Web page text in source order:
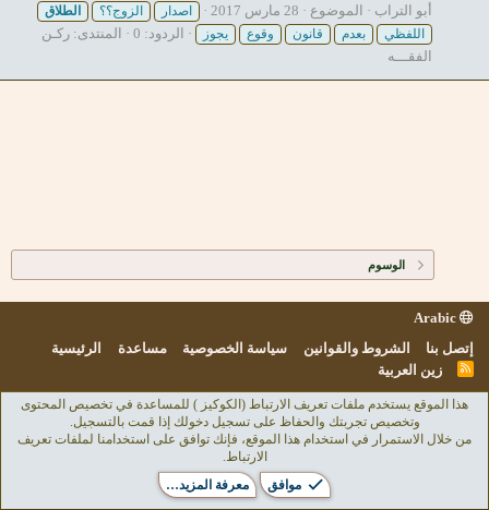
أبو التراب
الموضوع 28 مارس 2017 اصدار الزوج؟؟
الطلاق
اللفظي
بعدم قانون وقوع يجوز الردود: 0 المنتدى: ركـن
الفقـــه
الوسوم
إتصل بنا
الشروط والقوانين سياسة الخصوصية مساعدة الرئيسية
R
زين العربية
هذا الموقع يستخدم ملفات تعريف الارتباط (الكوكيز ) للمساعدة في تخصيص المحتوى
وتخصيص تجربتك والحفاظ على تسجيل دخولك إذا قمت بالتسجيل.
من خلال الاستمرار في استخدام هذا الموقع، فإنك توافق على استخدامنا لملفات تعريف
الارتباط.
موافق
معرفة المزيد…